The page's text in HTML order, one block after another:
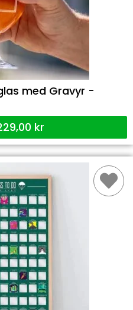
med Gravyr -
kr